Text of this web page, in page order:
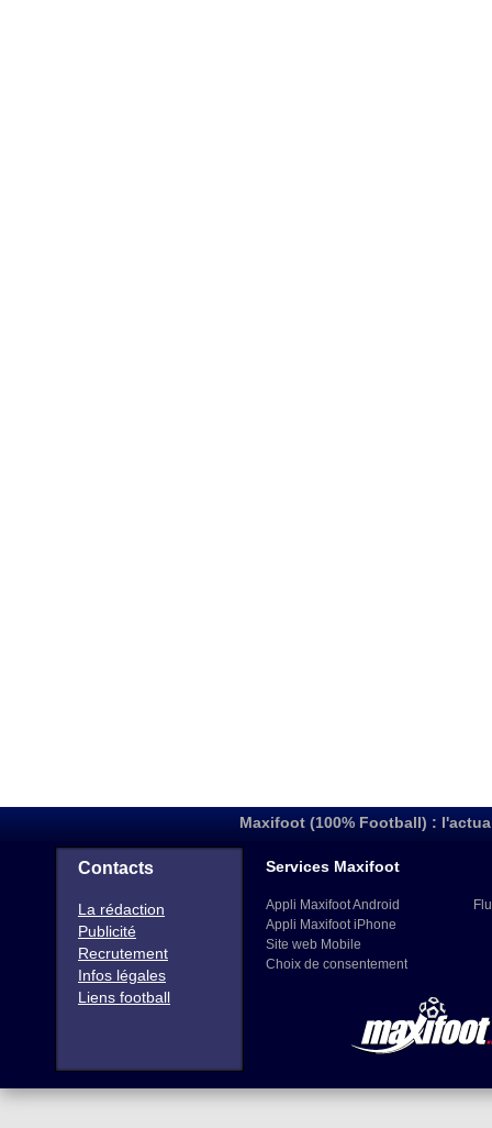
Maxifoot (100% Football) :
Contacts
La rédaction
Publicité
Recrutement
Infos légales
Liens football
Services Maxifoot
Appli Maxifoot Android
Appli Maxifoot iPhone
Site web Mobile
Choix de consentement